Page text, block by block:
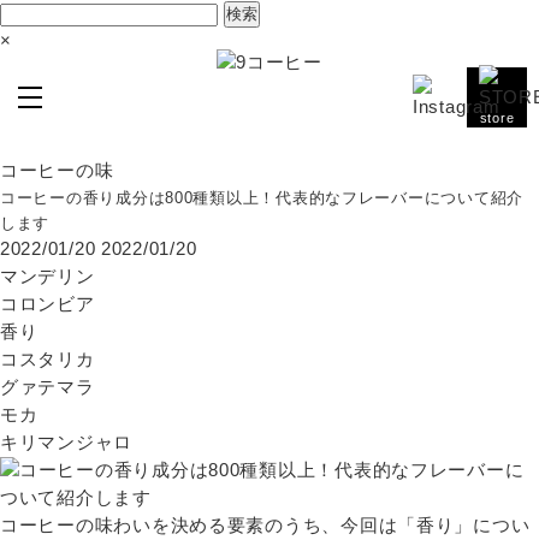
索:
×
store
コーヒーの味
コーヒーの香り成分は800種類以上！代表的なフレーバーについて紹介
します
2022/01/20 2022/01/20
マンデリン
コロンビア
香り
コスタリカ
グァテマラ
モカ
キリマンジャロ
コーヒーの味わいを決める要素のうち、今回は「香り」につい